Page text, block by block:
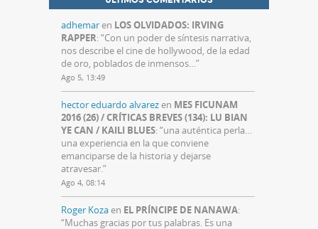
adhemaren LOS OLVIDADOS: IRVING
RAPPER: “Con un poder de síntesis narrativa,
nos describe el cine de hollywood, de la edad
de oro, poblados de inmensos…”
Ago 5, 13:49
hector eduardo alvarezen MES FICUNAM
2016 (26) / CRÍTICAS BREVES (134): LU BIAN
YE CAN / KAILI BLUES: “una auténtica perla…
una experiencia en la que conviene
emanciparse de la historia y dejarse
atravesar.”
Ago 4, 08:14
Roger Kozaen EL PRÍNCIPE DE NANAWA:
“Muchas gracias por tus palabras. Es una